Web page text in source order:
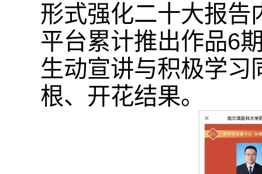
形式强化二十大报告
平台累计推出作品6
生动宣讲与积极学习
根、开花结果。